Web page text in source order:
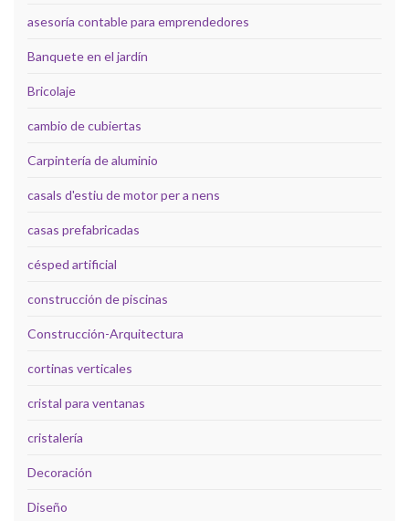
asesoría contable para emprendedores
Banquete en el jardín
Bricolaje
cambio de cubiertas
Carpintería de aluminio
casals d'estiu de motor per a nens
casas prefabricadas
césped artificial
construcción de piscinas
Construcción-Arquitectura
cortinas verticales
cristal para ventanas
cristalería
Decoración
Diseño